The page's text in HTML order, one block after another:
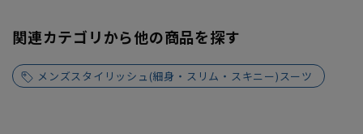
関連カテゴリから他の商品を探す
メンズスタイリッシュ(細身・スリム・スキニー)スーツ